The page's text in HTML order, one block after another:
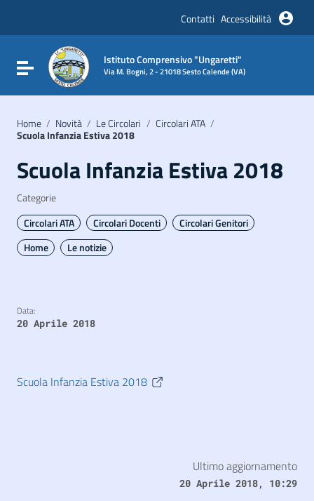
Vai al footer
Contatti Accessibilità
Attiva / disattiva la navigazione
Istituto Comprensivo "Ungaretti"
Via M. Bogni, 2 - 21018 Sesto Calende (VA)
Home / Novità / Le Circolari / Circolari ATA /
Scuola Infanzia Estiva 2018
Scuola Infanzia Estiva 2018
Categorie
Circolari ATA
Circolari Docenti
Circolari Genitori
Home
Le notizie
Data:
20 Aprile 2018
Scuola Infanzia Estiva 2018
Ultimo aggiornamento
20 Aprile 2018, 10:29